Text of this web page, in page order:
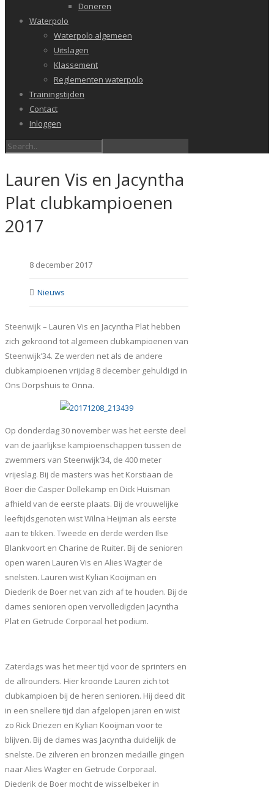
Doneren
Waterpolo
Waterpolo algemeen
Uitslagen
Klassement
Reglementen waterpolo
Trainingstijden
Contact
Inloggen
Lauren Vis en Jacyntha
Plat clubkampioenen
2017
8 december 2017
Nieuws
Steenwijk – Lauren Vis en Jacyntha Plat hebben
zich gekroond tot algemeen clubkampioenen van
Steenwijk’34. Ze werden net als de andere
clubkampioenen vrijdag 8 december gehuldigd in
Ons Dorpshuis te Onna.
Op donderdag 30 november was het eerste deel
van de jaarlijkse kampioenschappen tussen de
zwemmers van Steenwijk’34, de 400 meter
vrijeslag. Bij de masters was het Korstiaan de
Boer die Casper Dollekamp en Dick Huisman
afhield van de eerste plaats. Bij de vrouwelijke
leeftijdsgenoten wist Wilna Heijman als eerste
aan te tikken. Tweede en derde werden Ilse
Blankvoort en Charine de Ruiter. Bij de senioren
open waren Lauren Vis en Alies Wagter de
snelsten. Lauren wist Kylian Kooijman en
Diederik de Boer net van zich af te houden. Bij de
dames senioren open vervolledigden Jacyntha
Plat en Getrude Corporaal het podium.
Zaterdags was het meer tijd voor de sprinters en
de allrounders. Hier kroonde Lauren zich tot
clubkampioen bij de heren senioren. Hij deed dit
in een snellere tijd dan afgelopen jaren en wist
zo Rick Driezen en Kylian Kooijman voor te
blijven. Bij de dames was Jacyntha duidelijk de
snelste. De zilveren en bronzen medaille gingen
naar Alies Wagter en Getrude Corporaal.
Diederik de Boer mocht de wisselbeker in